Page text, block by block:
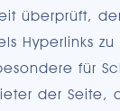
überprüft,
Hyperlinks
für
der Seite,